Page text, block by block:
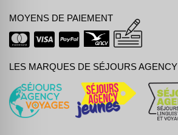
MOYENS DE PAIEMENT
LES MARQUES DE SÉJOURS AGENCY